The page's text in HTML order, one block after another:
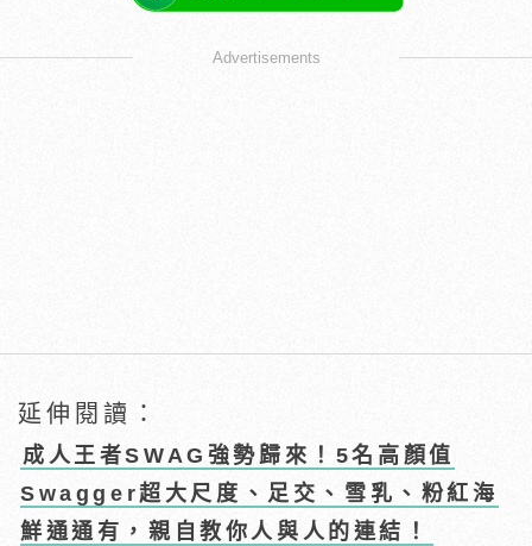
Advertisements
延伸閱讀：
成人王者SWAG強勢歸來！5名高顏值
Swagger超大尺度、足交、雪乳、粉紅海
鮮通通有，親自教你人與人的連結！